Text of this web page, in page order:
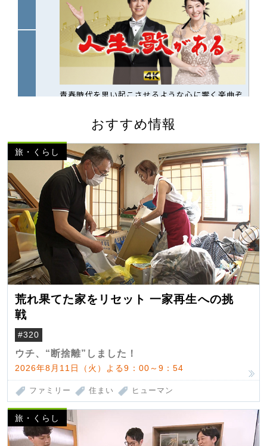
おすすめ情報
旅・くらし
荒れ果てた家をリセット 一家再生への挑
戦
#320
ウチ、“断捨離”しました！
2026年8月11日（火）よる9：00～9：54
ファミリー 住まい ヒューマン
旅・くらし